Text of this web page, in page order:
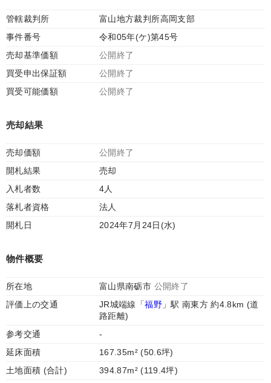
管轄裁判所
富山地方裁判所高岡支部
事件番号
令和05年(ケ)第45号
売却基準価額
公開終了
買受申出保証額
公開終了
買受可能価額
公開終了
売却結果
売却価額
公開終了
開札結果
売却
入札者数
4人
落札者資格
法人
開札日
2024年7月24日(水)
物件概要
所在地 富山県南砺市 公開終了
評価上の交通
JR城端線「福野」駅 南東方 約4.8km (道
路距離)
参考交通
-
延床面積
167.35m² (50.6坪)
土地面積 (合計)
394.87m² (119.4坪)